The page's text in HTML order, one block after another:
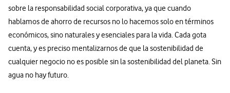
sobre la responsabilidad social corporativa, ya que cuando
hablamos de ahorro de recursos no lo hacemos solo en términos
económicos, sino naturales y esenciales para la vida. Cada gota
cuenta, y es preciso mentalizarnos de que la sostenibilidad de
cualquier negocio no es posible sin la sostenibilidad del planeta. Sin
agua no hay futuro.